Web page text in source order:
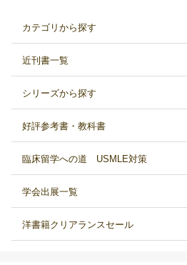
カテゴリから探す
近刊書一覧
シリーズから探す
好評参考書・教科書
臨床留学への道 USMLE対策
学会出展一覧
洋書籍クリアランスセール